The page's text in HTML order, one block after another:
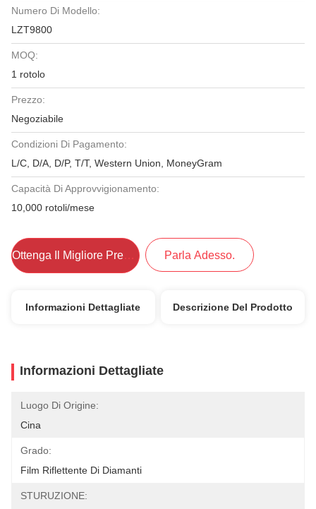
Numero Di Modello:
LZT9800
MOQ:
1 rotolo
Prezzo:
Negoziabile
Condizioni Di Pagamento:
L/C, D/A, D/P, T/T, Western Union, MoneyGram
Capacità Di Approvvigionamento:
10,000 rotoli/mese
Ottenga Il Migliore Prezzo Parla Adesso.
Informazioni Dettagliate Descrizione Del Prodotto
Informazioni Dettagliate
Luogo Di Origine:
Cina
Grado:
Film Riflettente Di Diamanti
STURUZIONE: